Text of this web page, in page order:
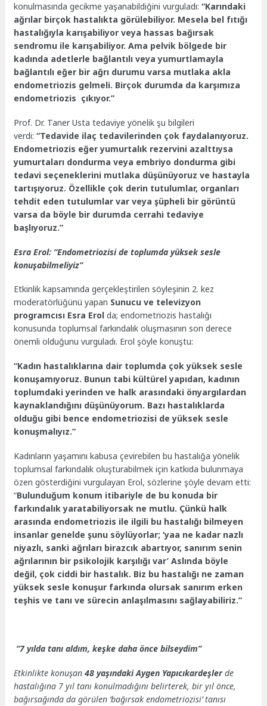
konulmasında gecikme yaşanabildiğini vurguladı:“Karındaki
ağrılar birçok hastalıkta görülebiliyor. Mesela bel fıtığı
hastalığıyla karışabiliyor veya hassas bağırsak
sendromu ile karışabiliyor. Ama pelvik bölgede bir
kadında adetlerle bağlantılı veya yumurtlamayla
bağlantılı eğer bir ağrı durumu varsa mutlaka akla
endometriozis gelmeli. Birçok durumda da karşımıza
endometriozis çıkıyor.”
Prof. Dr. Taner Usta tedaviye yönelik şu bilgileri
verdi:“Tedavide ilaç tedavilerinden çok faydalanıyoruz.
Endometriozis eğer yumurtalık rezervini azalttıysa
yumurtaları dondurma veya embriyo dondurma gibi
tedavi seçeneklerini mutlaka düşünüyoruz ve hastayla
tartışıyoruz. Özellikle çok derin tutulumlar, organları
tehdit eden tutulumlar var veya şüpheli bir görüntü
varsa da böyle bir durumda cerrahi tedaviye
başlıyoruz.”
Esra Erol: “Endometriozisi de toplumda yüksek sesle
konuşabilmeliyiz”
Etkinlik kapsamında gerçekleştirilen söyleşinin 2. kez
moderatörlüğünü yapan Sunucu ve televizyon
programcısı Esra Erol da; endometriozis hastalığı
konusunda toplumsal farkındalık oluşmasının son derece
önemli olduğunu vurguladı. Erol şöyle konuştu:
“Kadın hastalıklarına dair toplumda çok yüksek sesle
konuşamıyoruz. Bunun tabi kültürel yapıdan, kadının
toplumdaki yerinden ve halk arasındaki önyargılardan
kaynaklandığını düşünüyorum. Bazı hastalıklarda
olduğu gibi bence endometriozisi de yüksek sesle
konuşmalıyız.”
Kadınların yaşamını kabusa çevirebilen bu hastalığa yönelik
toplumsal farkındalık oluşturabilmek için katkıda bulunmaya
özen gösterdiğini vurgulayan Erol, sözlerine şöyle devam etti:
“Bulunduğum konum itibariyle de bu konuda bir
farkındalık yaratabiliyorsak ne mutlu. Çünkü halk
arasında endometriozis ile ilgili bu hastalığı bilmeyen
insanlar genelde şunu söylüyorlar; ‘yaa ne kadar nazlı
niyazlı, sanki ağrıları birazcık abartıyor, sanırım senin
ağrılarının bir psikolojik karşılığı var’ Aslında böyle
değil, çok ciddi bir hastalık. Biz bu hastalığı ne zaman
yüksek sesle konuşur farkında olursak sanırım erken
teşhis ve tanı ve sürecin anlaşılmasını sağlayabiliriz.”
“7 yılda tanı aldım, keşke daha önce bilseydim”
Etkinlikte konuşan48 yaşındaki Aygen Yapıcıkardeşlerde
hastalığına 7 yıl tanı konulmadığını belirterek, bir yıl önce,
bağırsağında da görülen ‘bağırsak endometriozisi’ tanısı